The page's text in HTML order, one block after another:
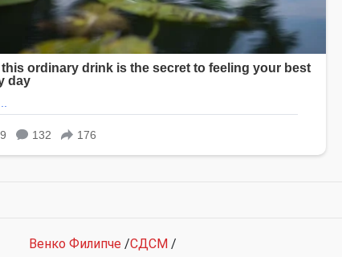
Венко Филипче /СДСМ /